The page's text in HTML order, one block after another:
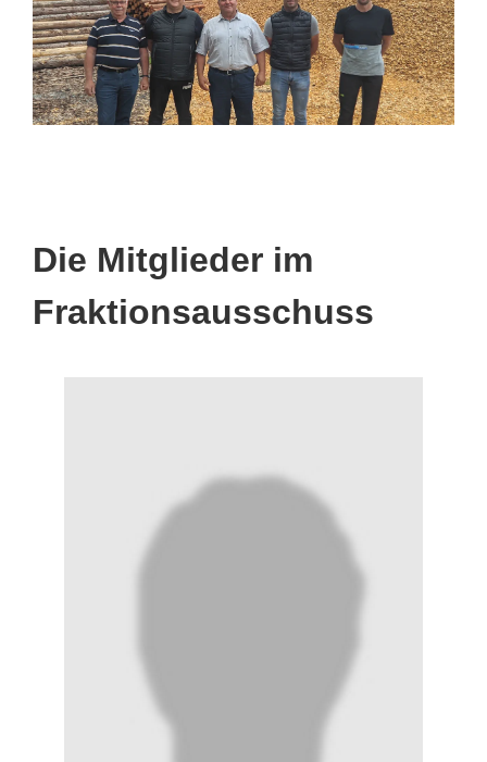
Die Mitglieder im
Fraktionsausschuss